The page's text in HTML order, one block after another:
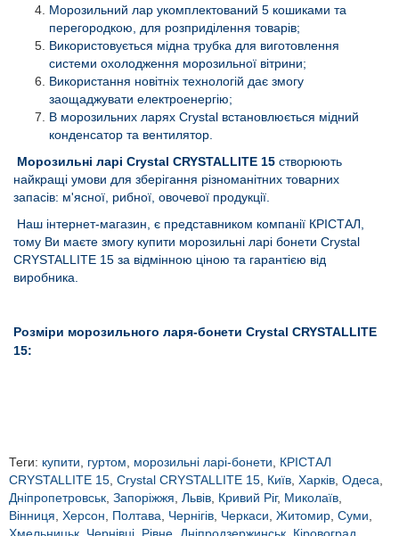
Морозильний лар укомплектований 5 кошиками та
перегородкою, для розприділення товарів;
Використовується мідна трубка для виготовлення
системи охолодження морозильної вітрини;
Використання новітніх технологій дає змогу
заощаджувати електроенергію;
В морозильних ларях Crystal встановлюється мідний
конденсатор та вентилятор.
Морозильні ларі Crystal CRYSTALLITE 15 створюють
найкращі умови для зберігання різноманітних товарних
запасів: м'ясної, рибної, овочевої продукції.
Наш інтернет-магазин, є представником компанії КРІСТАЛ,
тому Ви маєте змогу купити морозильні ларі бонети Crystal
CRYSTALLITE 15 за відмінною ціною та гарантією від
виробника.
Розміри морозильного ларя-бонети Crystal CRYSTALLITE
15:
Теги: купити гуртом морозильні ларі-бонети
КРІСТАЛ
CRYSTALLITE 15 Crystal CRYSTALLITE 15 Київ Харків Одеса
Дніпропетровськ Запоріжжя Львів Кривий Ріг, Миколаїв
Вінниця Херсон Полтава Чернігів Черкаси Житомир Суми